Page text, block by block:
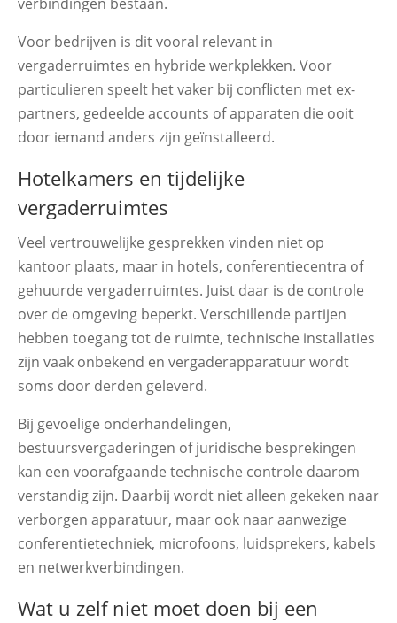
Voor bedrijven is dit vooral relevant in
vergaderruimtes en hybride werkplekken. Voor
particulieren speelt het vaker bij conflicten met ex-
partners, gedeelde accounts of apparaten die ooit
door iemand anders zijn geïnstalleerd.
Hotelkamers en tijdelijke
vergaderruimtes
Veel vertrouwelijke gesprekken vinden niet op
kantoor plaats, maar in hotels, conferentiecentra of
gehuurde vergaderruimtes. Juist daar is de controle
over de omgeving beperkt. Verschillende partijen
hebben toegang tot de ruimte, technische installaties
zijn vaak onbekend en vergaderapparatuur wordt
soms door derden geleverd.
Bij gevoelige onderhandelingen,
bestuursvergaderingen of juridische besprekingen
kan een voorafgaande technische controle daarom
verstandig zijn. Daarbij wordt niet alleen gekeken naar
verborgen apparatuur, maar ook naar aanwezige
conferentietechniek, microfoons, luidsprekers, kabels
en netwerkverbindingen.
Wat u zelf niet moet doen bij een